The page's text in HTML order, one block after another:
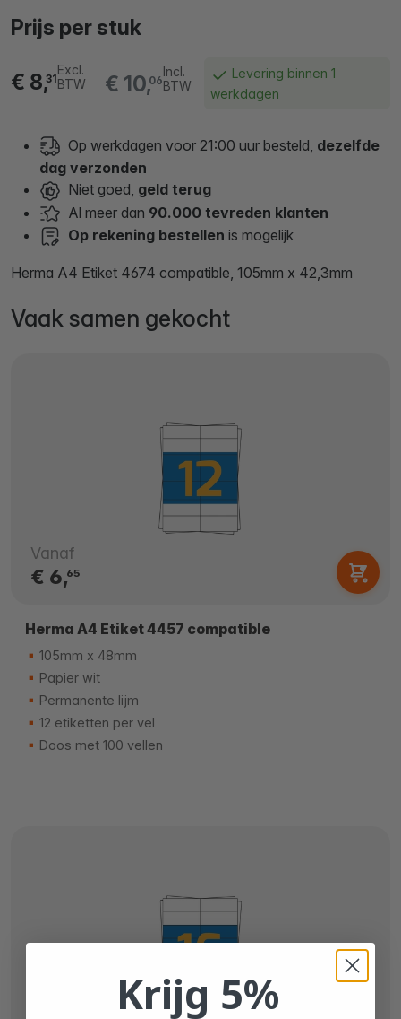
Prijs per stuk
€ 10,06
Incl.
BTW
€ 8,31
Excl.
BTW
Levering binnen 1
werkdagen
Op werkdagen voor 21:00 uur besteld, dezelfde
dag verzonden
Niet goed, geld terug
Al meer dan 90.000 tevreden klanten
Op rekening bestellen is mogelijk
Herma A4 Etiket 4674 compatible, 105mm x 42,3mm
Vaak samen gekocht
Vanaf
€ 6,65
Herma A4 Etiket 4457 compatible
105mm x 48mm
Papier wit
Permanente lijm
12 etiketten per vel
Doos met 100 vellen
Krijg 5%